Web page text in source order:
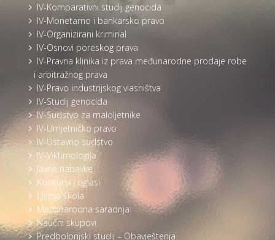
IV-Komparativni studij genocida
IV-Monetarno i bankarsko pravo
IV-Organizirani kriminal
IV-Osnovi poreskog prava
IV-Pravna klinika iz prava međunarodne prodaje robe
i arbitražnog prava
IV-Pravo industrijskog vlasništva
IV-Studij genocida
IV-Sudstvo za maloljetnike
IV-Umjetničko pravo
IV-Ustavno sudstvo
IV-Viktimologija
Javne nabavke
Konkursi i oglasi
Ljetna škola
Međunarodna saradnja
Naučni skupovi
Predbolonjski studij – Obavještenja